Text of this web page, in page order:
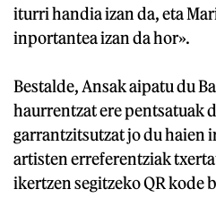
iturri handia izan da, eta
inportantea izan da hor».
Bestalde, Ansak aipatu du
haurrentzat ere pentsatuak
garrantzitsutzat jo du haien
artisten erreferentziak
ikertzen segitzeko QR kode